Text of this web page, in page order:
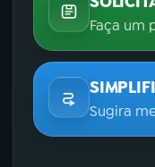
Faça um
Sugira